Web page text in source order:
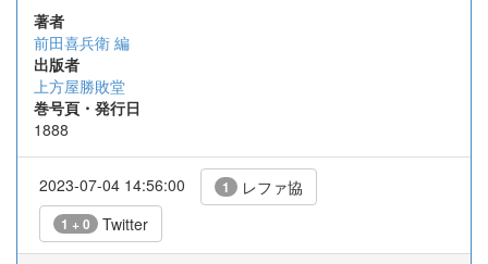
著者
前田喜兵衛 編
出版者
上方屋勝敗堂
巻号頁・発行日
1888
2023-07-04 14:56:00 1 レファ協
1 + 0 Twitter